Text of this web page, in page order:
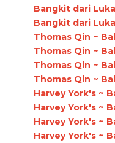
Bangkit dari Luka
Bangkit dari
Thomas Qin ~
Thomas Qin ~
Thomas Qin ~
Thomas Qin ~
Harvey York's ~
Harvey York's ~
Harvey York's ~
Harvey York's ~